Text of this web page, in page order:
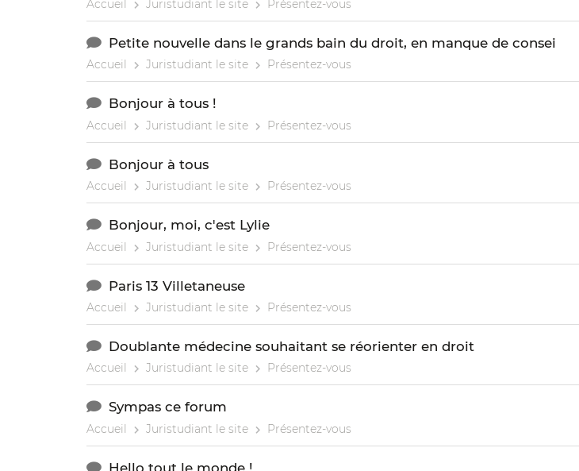
Accueil Juristudiant le site Présentez-vous
Petite nouvelle dans le grands bain du droit, en manque de consei
Accueil Juristudiant le site Présentez-vous
Bonjour à tous !
Accueil Juristudiant le site Présentez-vous
Bonjour à tous
Accueil Juristudiant le site Présentez-vous
Bonjour, moi, c'est Lylie
Accueil Juristudiant le site Présentez-vous
Paris 13 Villetaneuse
Accueil Juristudiant le site Présentez-vous
Doublante médecine souhaitant se réorienter en droit
Accueil Juristudiant le site Présentez-vous
Sympas ce forum
Accueil Juristudiant le site Présentez-vous
Hello tout le monde !